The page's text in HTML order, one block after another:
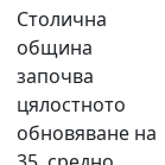
Столична
община
започва
цялостното
обновяване на